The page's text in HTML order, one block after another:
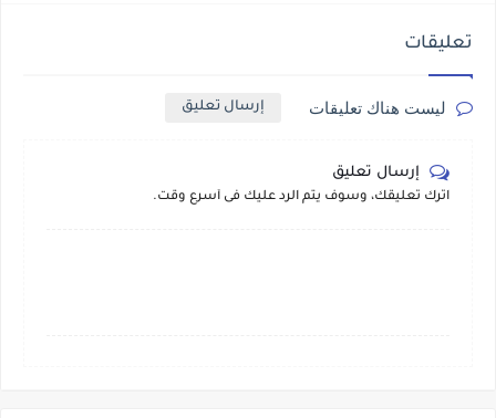
تعليقات
ليست هناك تعليقات إرسال تعليق
إرسال تعليق
اترك تعليقك، وسوف يتم الرد عليك فى أسرع وقت.